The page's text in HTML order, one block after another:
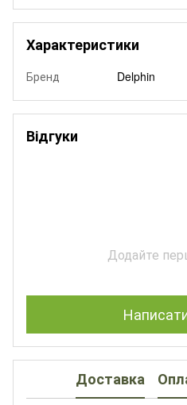
Характеристики
Бренд Delphin
Відгуки
Додайте
Доставка